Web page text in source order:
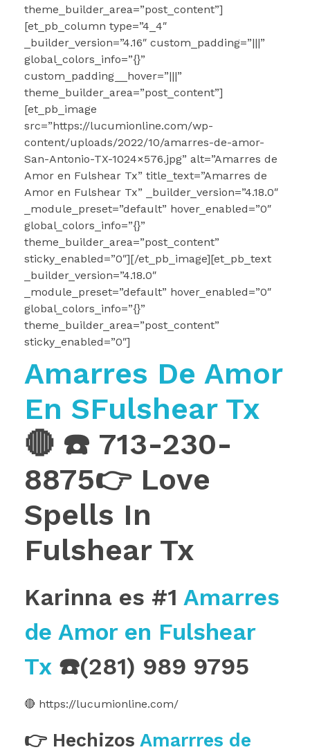
theme_builder_area=”post_content”]
[et_pb_column type=”4_4″
_builder_version=”4.16″ custom_padding=”|||”
global_colors_info=”{}”
custom_padding__hover=”|||”
theme_builder_area=”post_content”]
[et_pb_image
src=”https://lucumionline.com/wp-
content/uploads/2022/10/amarres-de-amor-
San-Antonio-TX-1024×576.jpg” alt=”Amarres de
Amor en Fulshear Tx” title_text=”Amarres de
Amor en Fulshear Tx” _builder_version=”4.18.0″
_module_preset=”default” hover_enabled=”0″
global_colors_info=”{}”
theme_builder_area=”post_content”
sticky_enabled=”0″][/et_pb_image][et_pb_text
_builder_version=”4.18.0″
_module_preset=”default” hover_enabled=”0″
global_colors_info=”{}”
theme_builder_area=”post_content”
sticky_enabled=”0″]
Amarres De Amor
En SFulshear Tx
🔴 ☎️ 713-230-
8875👉 Love
Spells In
Fulshear Tx
Karinna es #1 Amarres
de Amor en Fulshear
Tx ☎️(281) 989 9795
🔴 https://lucumionline.com/
👉 Hechizos Amarrres de